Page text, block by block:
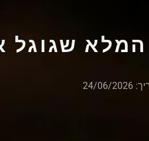
שגוגל אוהב
2026